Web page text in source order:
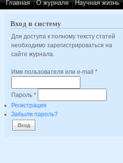
Главная О журнале Научная жизнь
Вход в систему
Для доступа к полному тексту статей
необходимо зарегистрироваться на
сайте журнала.
Имя пользователя или e-mail *
Пароль *
Регистрация
Забыли пароль?